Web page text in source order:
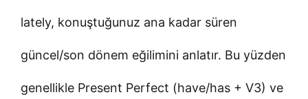
lately, konuştuğunuz ana kadar süren
güncel/son dönem eğilimini anlatır. Bu yüzden
genellikle Present Perfect (have/has + V3) ve